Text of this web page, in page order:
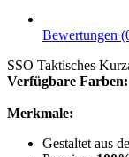
Bewertungen
SSO Taktisches
Verfügbare Farben:
Merkmale:
Gestaltet aus